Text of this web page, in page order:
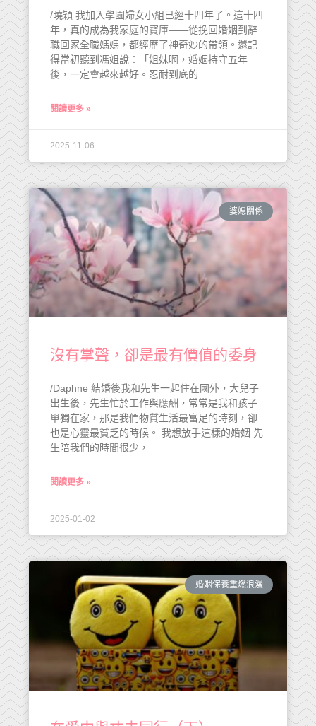
/曉穎 我加入學園婦女小組已經十四年了。這十四
年，真的成為我家庭的寶庫——從挽回婚姻到辭
職回家全職媽媽，都經歷了神奇妙的帶領。還記
得當初聽到馮姐說：「姐妹啊，婚姻持守五年
後，一定會越來越好。忍耐到底的
閱讀更多 »
2025-11-06
婆媳關係
沒有掌聲，卻是最有價值的委身
/Daphne 結婚後我和先生一起住在國外，大兒子
出生後，先生忙於工作與應酬，常常是我和孩子
單獨在家，那是我們物質生活最富足的時刻，卻
也是心靈最貧乏的時候。 我想放手這樣的婚姻 先
生陪我們的時間很少，
閱讀更多 »
2025-01-02
婚姻保養重燃浪漫